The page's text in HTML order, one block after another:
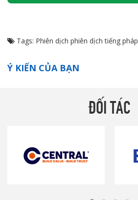
Tags: Phiên dịch phiên dịch tiếng pháp
Ý KIẾN CỦA BẠN
ĐỐI TÁC